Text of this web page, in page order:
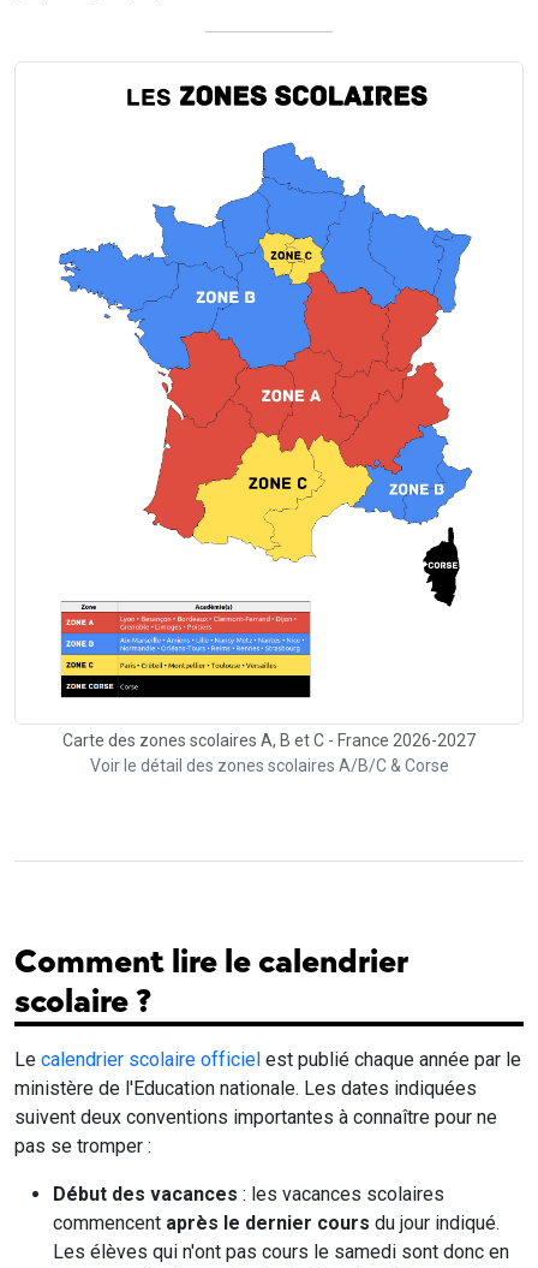
Carte des zones scolaires A, B et C - France 2026-2027
Voir le détail des zones scolaires A/B/C & Corse
Comment lire le calendrier
scolaire ?
Le calendrier scolaire officiel est publié chaque année par le
ministère de l'Education nationale. Les dates indiquées
suivent deux conventions importantes à connaître pour ne
pas se tromper :
Début des vacances : les vacances scolaires
commencent après le dernier cours du jour indiqué.
Les élèves qui n'ont pas cours le samedi sont donc en